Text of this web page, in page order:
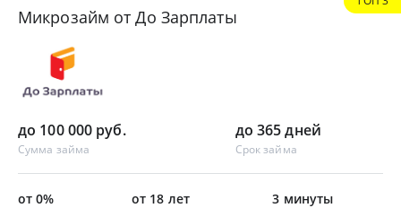
Микрозайм от До Зарплаты
до 100 000 руб.
Сумма займа
до 365 дней
Срок займа
от 0% от 18 лет 3 минуты